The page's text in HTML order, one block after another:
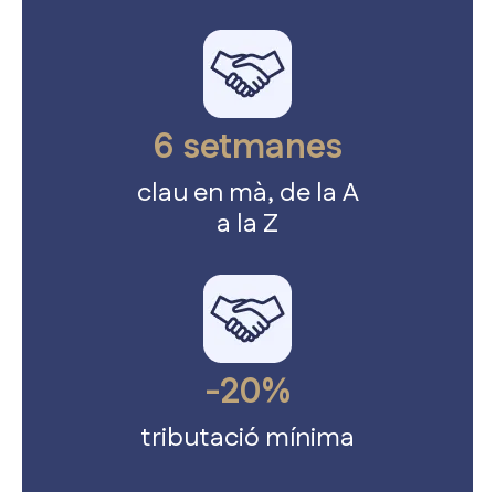
6 setmanes
clau en mà, de la A
a la Z
-20%
tributació mínima